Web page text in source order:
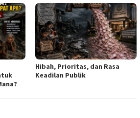
Hibah, Prioritas, dan Rasa
Keadilan Publik